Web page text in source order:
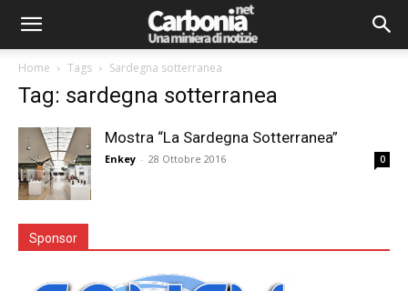
Home Tags Sardegna sotterranea
Tag: sardegna sotterranea
Mostra “La Sardegna Sotterranea”
Enkey - 28 Ottobre 2016 0
Sponsor